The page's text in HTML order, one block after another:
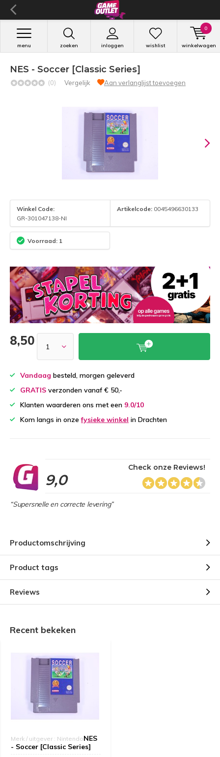
zoeken inloggen
menu wishlist winkelwagen
0
NES - Soccer [Classic Series]
(0) Vergelijk Aan verlanglijst toevoegen
Winkel Code:
GR-301047138-NI
Artikelcode: 0045496630133
Voorraad: 1
8,50
Vandaag besteld, morgen geleverd
GRATIS verzonden vanaf € 50,-
Klanten waarderen ons met een 9.0/10
Kom langs in onzefysieke winkel in Drachten
9,0
Check onze Reviews!
“Supersnelle en correcte levering”
Productomschrijving
Product tags
Reviews
Recent bekeken
Merk / uitgever : NintendoNES
- Soccer [Classic Series]